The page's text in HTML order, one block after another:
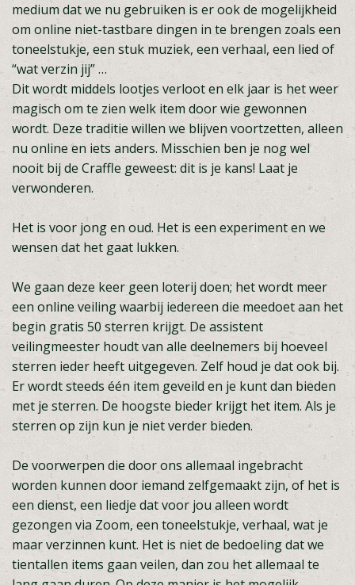
medium dat we nu gebruiken is er ook de mogelijkheid
om online niet-tastbare dingen in te brengen zoals een
toneelstukje, een stuk muziek, een verhaal, een lied of
“wat verzin jij” …
Dit wordt middels lootjes verloot en elk jaar is het weer
magisch om te zien welk item door wie gewonnen
wordt. Deze traditie willen we blijven voortzetten, alleen
nu online en iets anders. Misschien ben je nog wel
nooit bij de Craffle geweest: dit is je kans! Laat je
verwonderen.
Het is voor jong en oud. Het is een experiment en we
wensen dat het gaat lukken.
We gaan deze keer geen loterij doen; het wordt meer
een online veiling waarbij iedereen die meedoet aan het
begin gratis 50 sterren krijgt. De assistent
veilingmeester houdt van alle deelnemers bij hoeveel
sterren ieder heeft uitgegeven. Zelf houd je dat ook bij.
Er wordt steeds één item geveild en je kunt dan bieden
met je sterren. De hoogste bieder krijgt het item. Als je
sterren op zijn kun je niet verder bieden.
De voorwerpen die door ons allemaal ingebracht
worden kunnen door iemand zelfgemaakt zijn, of het is
een dienst, een liedje dat voor jou alleen wordt
gezongen via Zoom, een toneelstukje, verhaal, wat je
maar verzinnen kunt. Het is niet de bedoeling dat we
tientallen items gaan veilen, dan zou het allemaal te